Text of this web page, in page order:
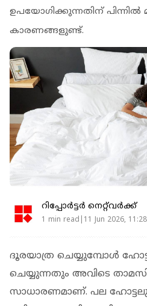
ഉപയോഗിക്കുന്നതിന്
കാരണങ്ങളുണ്ട്.
റിപ്പോർട്ടർ നെറ്റ്‌വര്‍ക്ക്‌
1 min read|11 Jun 2026,
ദൂരയാത്ര ചെയ്യുമ്പോള്‍
ചെയ്യുന്നതും അവിടെ
സാധാരണമാണ്. പല